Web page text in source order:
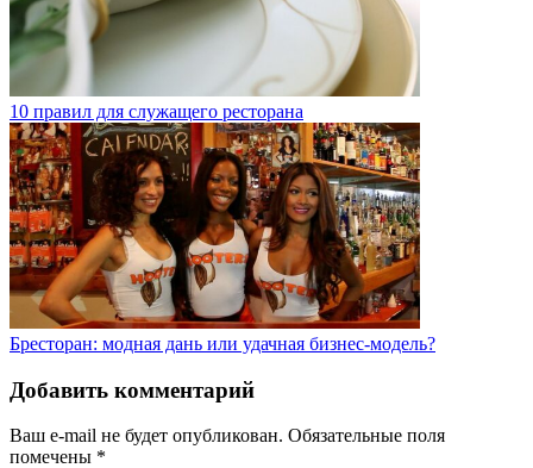
10 правил для служащего ресторана
Бресторан: модная дань или удачная бизнес-модель?
Добавить комментарий
Ваш e-mail не будет опубликован. Обязательные поля
помечены *